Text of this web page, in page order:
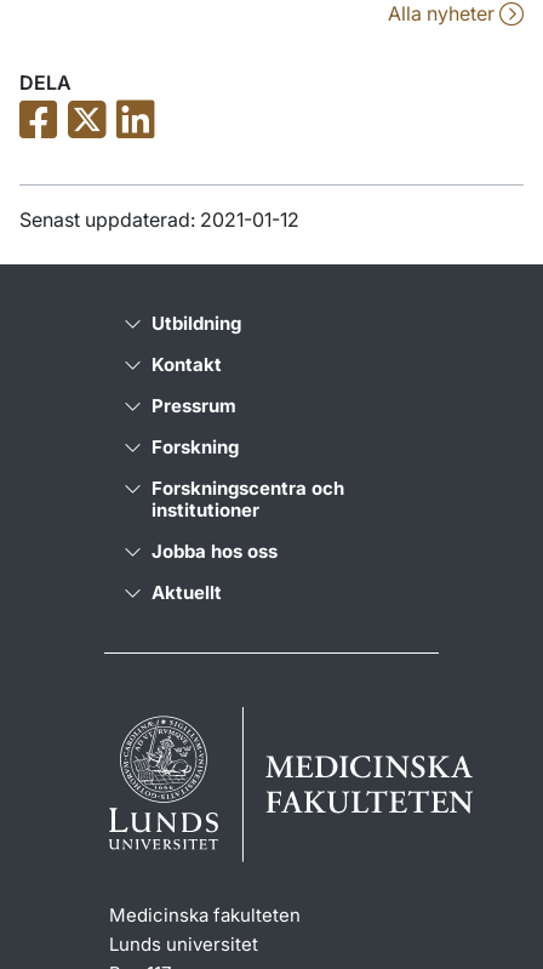
Alla nyheter
DELA
Senast uppdaterad: 2021-01-12
Utbildning
Kontakt
Pressrum
Forskning
Forskningscentra och
institutioner
Jobba hos oss
Aktuellt
Medicinska fakulteten
Lunds universitet